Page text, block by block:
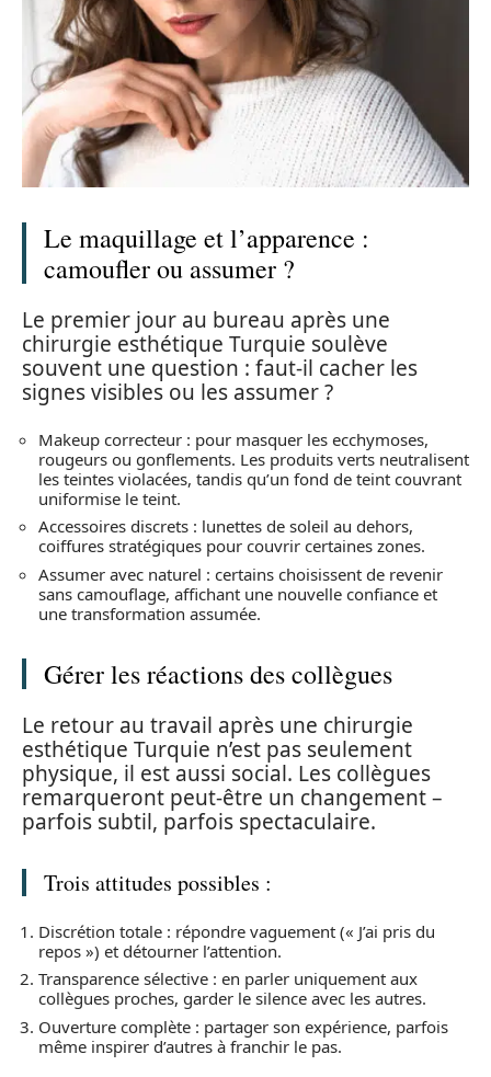
Le maquillage et l’apparence :
camoufler ou assumer ?
Le premier jour au bureau après une
chirurgie esthétique Turquie soulève
souvent une question : faut-il cacher les
signes visibles ou les assumer ?
Makeup correcteur : pour masquer les ecchymoses,
rougeurs ou gonflements. Les produits verts neutralisent
les teintes violacées, tandis qu’un fond de teint couvrant
uniformise le teint.
Accessoires discrets : lunettes de soleil au dehors,
coiffures stratégiques pour couvrir certaines zones.
Assumer avec naturel : certains choisissent de revenir
sans camouflage, affichant une nouvelle confiance et
une transformation assumée.
Gérer les réactions des collègues
Le retour au travail après une chirurgie
esthétique Turquie n’est pas seulement
physique, il est aussi social. Les collègues
remarqueront peut-être un changement –
parfois subtil, parfois spectaculaire.
Trois attitudes possibles :
Discrétion totale : répondre vaguement (« J’ai pris du
repos ») et détourner l’attention.
Transparence sélective : en parler uniquement aux
collègues proches, garder le silence avec les autres.
Ouverture complète : partager son expérience, parfois
même inspirer d’autres à franchir le pas.